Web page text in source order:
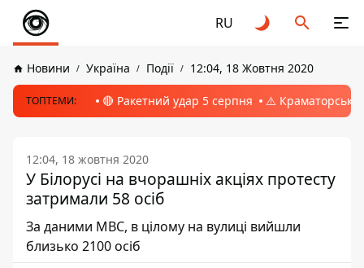
RU
Новини Україна Події 12:04, 18 Жовтня 2020
ТОПТЕМИ: 🔴 Ракетний удар 5 серпня ⚠️ Краматорськ,
12:04, 18 жовтня 2020
У Білорусі на вчорашніх акціях протесту
затримали 58 осіб
За даними МВС, в цілому на вулиці вийшли
близько 2100 осіб